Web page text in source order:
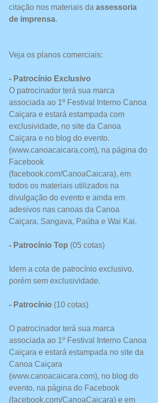
citação nos materiais da assessoria
de imprensa.
Veja os planos comerciais:
- Patrocínio Exclusivo
O patrocinador terá sua marca
associada ao 1º Festival Interno Canoa
Caiçara e estará estampada com
exclusividade, no site da Canoa
Caiçara e no blog do evento.
(www.canoacaicara.com), na página do
Facebook
(facebook.com/CanoaCaicara), em
todos os materiais utilizados na
divulgação do evento e ainda em
adesivos nas canoas da Canoa
Caiçara, Sangava, Paúba e Wai Kai.
- Patrocínio Top (05 cotas)
Idem a cota de patrocínio exclusivo,
porém sem exclusividade.
- Patrocínio (10 cotas)
O patrocinador terá sua marca
associada ao 1º Festival Interno Canoa
Caiçara e estará estampada no site da
Canoa Caiçara
(www.canoacaicara.com), no blog do
evento, na página do Facebook
(facebook.com/CanoaCaicara) e em